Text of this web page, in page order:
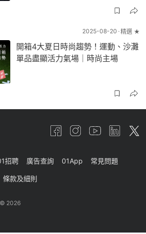
2025-08-20 精選 ★
開箱4大夏日時尚趨勢！運動、沙灘
單品盡顯活力氣場｜時尚主場
招聘 廣告查詢 01App 常見問題
條款及細則
2026